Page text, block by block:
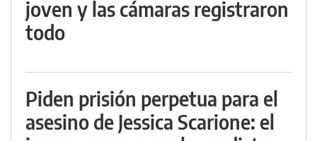
joven y las cámaras registraron
todo
Piden prisión perpetua para el
asesino de Jessica Scarione: el